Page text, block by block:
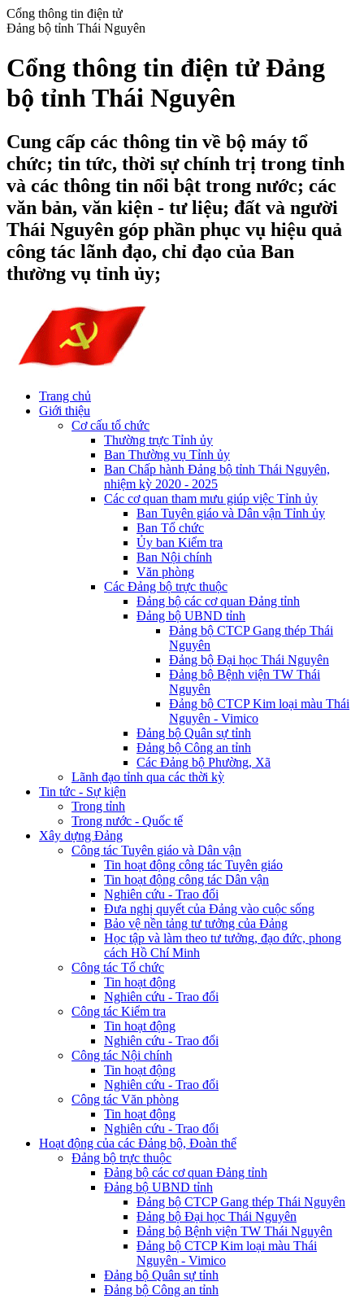
Cổng thông tin điện tử
Đảng bộ tỉnh Thái Nguyên
Cổng thông tin điện tử Đảng
bộ tỉnh Thái Nguyên
Cung cấp các thông tin về bộ máy tổ
chức; tin tức, thời sự chính trị trong tỉnh
và các thông tin nổi bật trong nước; các
văn bản, văn kiện - tư liệu; đất và người
Thái Nguyên góp phần phục vụ hiệu quả
công tác lãnh đạo, chỉ đạo của Ban
thường vụ tỉnh ủy;
Trang chủ
Giới thiệu
Cơ cấu tổ chức
Thường trực Tỉnh ủy
Ban Thường vụ Tỉnh ủy
Ban Chấp hành Đảng bộ tỉnh Thái Nguyên,
nhiệm kỳ 2020 - 2025
Các cơ quan tham mưu giúp việc Tỉnh ủy
Ban Tuyên giáo và Dân vận Tỉnh ủy
Ban Tổ chức
Ủy ban Kiểm tra
Ban Nội chính
Văn phòng
Các Đảng bộ trực thuộc
Đảng bộ các cơ quan Đảng tỉnh
Đảng bộ UBND tỉnh
Đảng bộ CTCP Gang thép Thái
Nguyên
Đảng bộ Đại học Thái Nguyên
Đảng bộ Bệnh viện TW Thái
Nguyên
Đảng bộ CTCP Kim loại màu Thái
Nguyên - Vimico
Đảng bộ Quân sự tỉnh
Đảng bộ Công an tỉnh
Các Đảng bộ Phường, Xã
Lãnh đạo tỉnh qua các thời kỳ
Tin tức - Sự kiện
Trong tỉnh
Trong nước - Quốc tế
Xây dựng Đảng
Công tác Tuyên giáo và Dân vận
Tin hoạt động công tác Tuyên giáo
Tin hoạt động công tác Dân vận
Nghiên cứu - Trao đổi
Đưa nghị quyết của Đảng vào cuộc sống
Bảo vệ nền tảng tư tưởng của Đảng
Học tập và làm theo tư tưởng, đạo đức, phong
cách Hồ Chí Minh
Công tác Tổ chức
Tin hoạt động
Nghiên cứu - Trao đổi
Công tác Kiểm tra
Tin hoạt động
Nghiên cứu - Trao đổi
Công tác Nội chính
Tin hoạt động
Nghiên cứu - Trao đổi
Công tác Văn phòng
Tin hoạt động
Nghiên cứu - Trao đổi
Hoạt động của các Đảng bộ, Đoàn thể
Đảng bộ trực thuộc
Đảng bộ các cơ quan Đảng tỉnh
Đảng bộ UBND tỉnh
Đảng bộ CTCP Gang thép Thái Nguyên
Đảng bộ Đại học Thái Nguyên
Đảng bộ Bệnh viện TW Thái Nguyên
Đảng bộ CTCP Kim loại màu Thái
Nguyên - Vimico
Đảng bộ Quân sự tỉnh
Đảng bộ Công an tỉnh